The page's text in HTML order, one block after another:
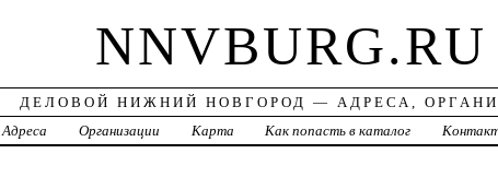
NNVBURG.RU
ДЕЛОВОЙ НИЖНИЙ НОВГОРОД — АДРЕСА,
Адреса
Организации Карта Как попасть в каталог